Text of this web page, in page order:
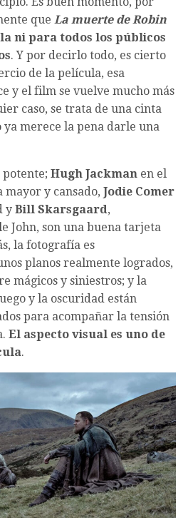
que La muerte de Robin
ni para todos los públicos
. Y por decirlo todo, es cierto
de la película, esa
y el film se vuelve mucho más
caso, se trata de una cinta
merece la pena darle una
potente; Hugh Jackman en el
mayor y cansado, Jodie Comer
y Bill Skarsgaard,
John, son una buena tarjeta
la fotografía es
planos realmente logrados,
mágicos y siniestros; y la
y la oscuridad están
para acompañar la tensión
El aspecto visual es uno de
.